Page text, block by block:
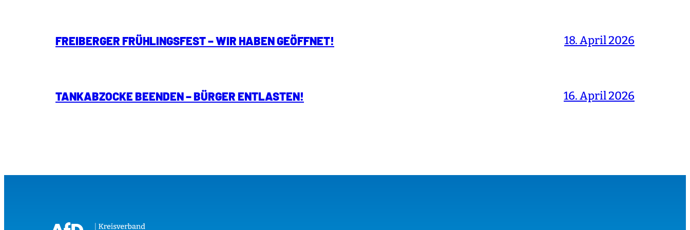
FREIBERGER FRÜHLINGSFEST – WIR HABEN GEÖFFNET! 18. April 2026
TANKABZOCKE BEENDEN – BÜRGER ENTLASTEN! 16. April 2026